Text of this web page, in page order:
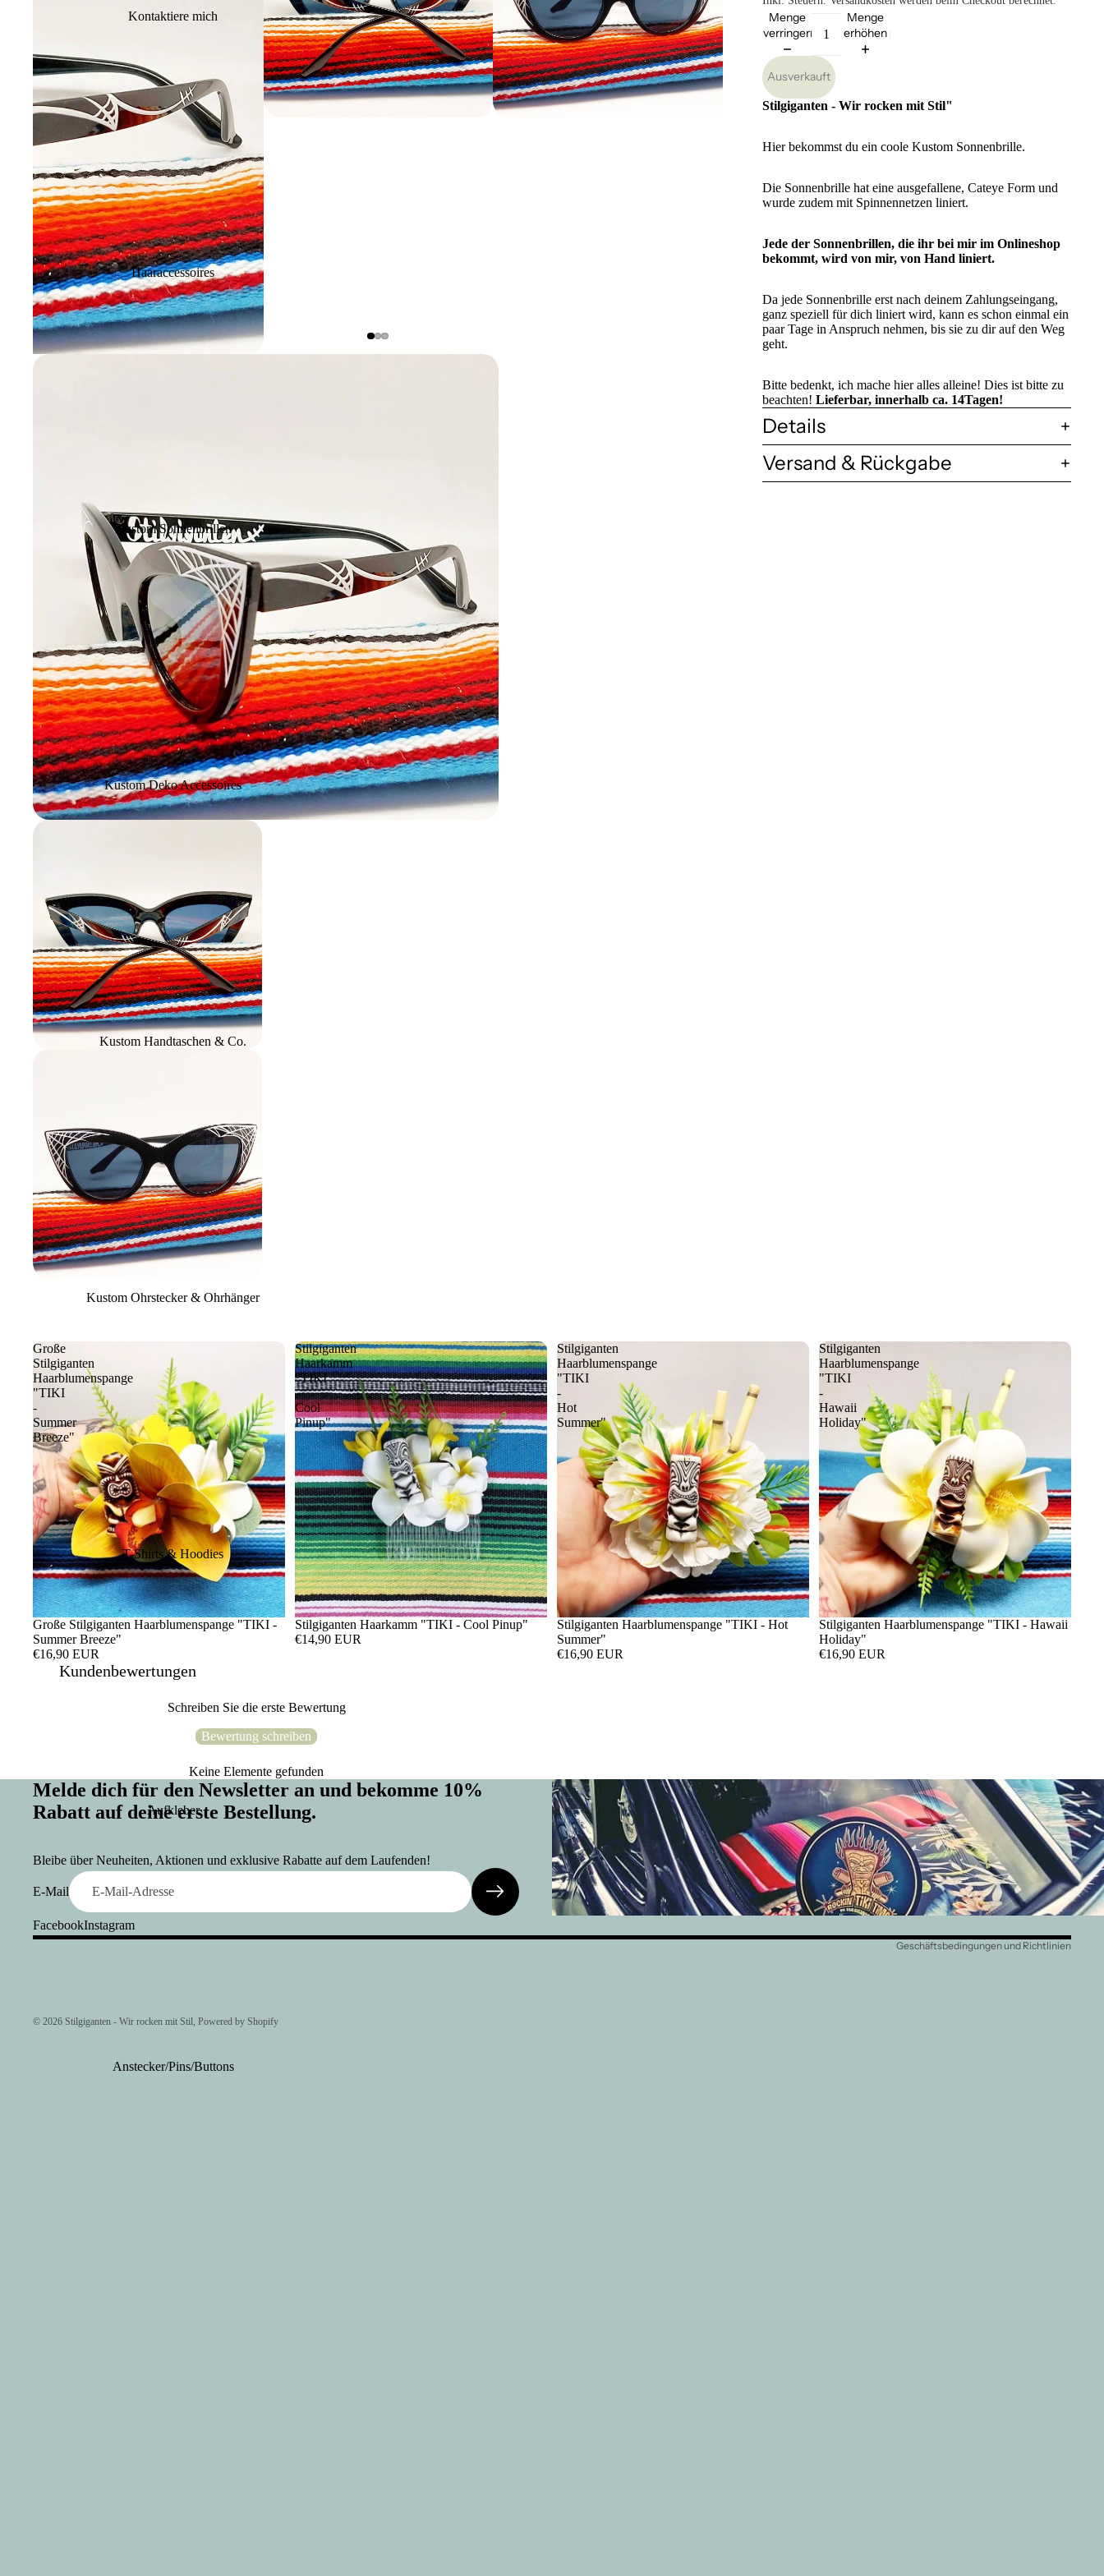
Kontaktiere mich
Haaraccessoires
Kustom Sonnenbrillen
Kustom Deko Accessoires
Kustom Handtaschen & Co.
Kustom Ohrstecker & Ohrhänger
T-Shirts & Hoodies
Aufkleber
Anstecker/Pins/Buttons
Menge
verringern
Menge
erhöhen
Ausverkauft
Stilgiganten - Wir rocken mit Stil"
Hier bekommst du ein coole Kustom Sonnenbrille.
Die Sonnenbrille hat eine ausgefallene, Cateye Form und
wurde zudem mit Spinnennetzen liniert.
Jede der Sonnenbrillen, die ihr bei mir im Onlineshop
bekommt, wird von mir, von Hand liniert.
Da jede Sonnenbrille erst nach deinem Zahlungseingang,
ganz speziell für dich liniert wird, kann es schon einmal ein
paar Tage in Anspruch nehmen, bis sie zu dir auf den Weg
geht.
Bitte bedenkt, ich mache hier alles alleine! Dies ist bitte zu
beachten! Lieferbar, innerhalb ca. 14Tagen!
Details
Versand & Rückgabe
Große
Stilgiganten
Haarblumenspange
"TIKI
-
Summer
Breeze"
Große Stilgiganten Haarblumenspange "TIKI -
Summer Breeze"
€16,90 EUR
Stilgiganten
Haarkamm
"TIKI
-
Cool
Pinup"
Stilgiganten Haarkamm "TIKI - Cool Pinup"
€14,90 EUR
Stilgiganten
Haarblumenspange
"TIKI
-
Hot
Summer"
Stilgiganten Haarblumenspange "TIKI - Hot
Summer"
€16,90 EUR
Stilgiganten
Haarblumenspange
"TIKI
-
Hawaii
Holiday"
Stilgiganten Haarblumenspange "TIKI - Hawaii
Holiday"
€16,90 EUR
Kundenbewertungen
Schreiben Sie die erste Bewertung
Bewertung schreiben
Keine Elemente gefunden
Melde dich für den Newsletter an und bekomme 10%
Rabatt auf deine erste Bestellung.
Bleibe über Neuheiten, Aktionen und exklusive Rabatte auf dem Laufenden!
E-Mail
FacebookInstagram
© 2026 Stilgiganten - Wir rocken mit Stil, Powered by Shopify
Geschäftsbedingungen und Richtlinien
Widerrufsrecht
Datenschutzerklärung
AGB
Versand
Kontaktinformationen
Impressum